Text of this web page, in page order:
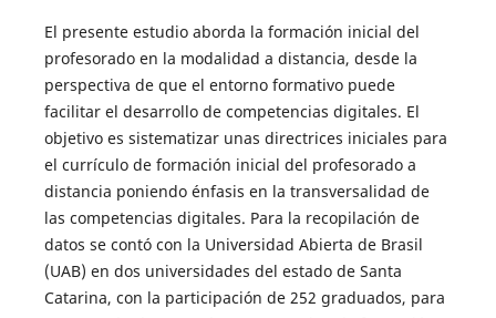
El presente estudio aborda la formación inicial del
profesorado en la modalidad a distancia, desde la
perspectiva de que el entorno formativo puede
facilitar el desarrollo de competencias digitales. El
objetivo es sistematizar unas directrices iniciales para
el currículo de formación inicial del profesorado a
distancia poniendo énfasis en la transversalidad de
las competencias digitales. Para la recopilación de
datos se contó con la Universidad Abierta de Brasil
(UAB) en dos universidades del estado de Santa
Catarina, con la participación de 252 graduados, para